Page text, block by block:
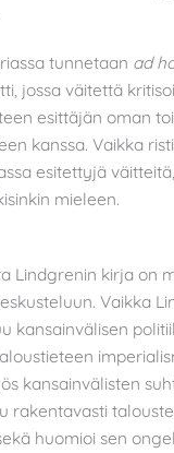
tunnetaan ad
jossa väitettä
esittäjän oman
kanssa. Vaikka
esitettyjä
mieleen.
Lindgrenin kirja on
Vaikka
kansainvälisen
kansainvälisten
rakentavasti
huomioi sen